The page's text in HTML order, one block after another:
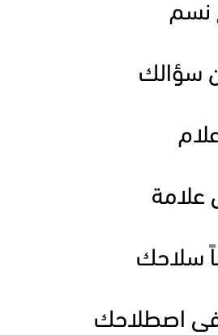
نسم
سؤالك
علامة
سلاحك
اصطلاحك